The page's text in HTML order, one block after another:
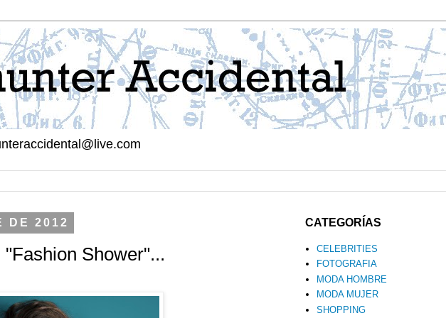
DE 2012
Shower"...
CATEGORÍAS
CELEBRITIES
FOTOGRAFIA
MODA HOMBRE
MODA MUJER
SHOPPING